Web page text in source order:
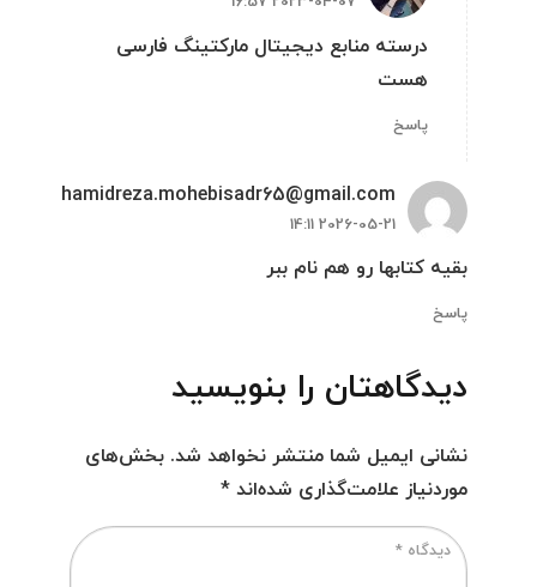
درسته منابع دیجیتال مارکتینگ فارسی
هست
پاسخ
hamidreza.mohebisadr65@gmail.com
2026-05-21 14:11
بقیه کتابها رو هم نام ببر
پاسخ
دیدگاهتان را بنویسید
نشانی ایمیل شما منتشر نخواهد شد. بخش‌های
موردنیاز علامت‌گذاری شده‌اند *